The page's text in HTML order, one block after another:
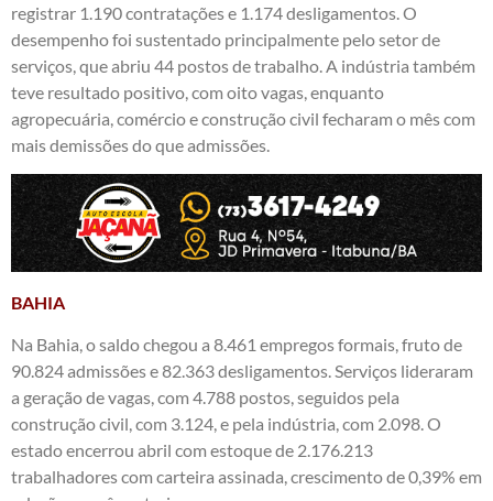
registrar 1.190 contratações e 1.174 desligamentos. O
desempenho foi sustentado principalmente pelo setor de
serviços, que abriu 44 postos de trabalho. A indústria também
teve resultado positivo, com oito vagas, enquanto
agropecuária, comércio e construção civil fecharam o mês com
mais demissões do que admissões.
BAHIA
Na Bahia, o saldo chegou a 8.461 empregos formais, fruto de
90.824 admissões e 82.363 desligamentos. Serviços lideraram
a geração de vagas, com 4.788 postos, seguidos pela
construção civil, com 3.124, e pela indústria, com 2.098. O
estado encerrou abril com estoque de 2.176.213
trabalhadores com carteira assinada, crescimento de 0,39% em